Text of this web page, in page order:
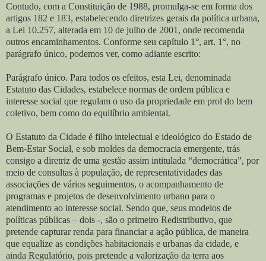
Contudo, com a Constituição de 1988, promulga-se em forma dos
artigos 182 e 183, estabelecendo diretrizes gerais da política urbana,
a Lei 10.257, alterada em 10 de julho de 2001, onde recomenda
outros encaminhamentos. Conforme seu capítulo 1°, art. 1°, no
parágrafo único, podemos ver, como adiante escrito:
Parágrafo único. Para todos os efeitos, esta Lei, denominada
Estatuto das Cidades, estabelece normas de ordem pública e
interesse social que regulam o uso da propriedade em prol do bem
coletivo, bem como do equilíbrio ambiental.
O Estatuto da Cidade é filho intelectual e ideológico do Estado de
Bem-Estar Social, e sob moldes da democracia emergente, trás
consigo a diretriz de uma gestão assim intitulada “democrática”, por
meio de consultas à população, de representatividades das
associações de vários seguimentos, o acompanhamento de
programas e projetos de desenvolvimento urbano para o
atendimento ao interesse social. Sendo que, seus modelos de
políticas públicas – dois -, são o primeiro Redistributivo, que
pretende capturar renda para financiar a ação pública, de maneira
que equalize as condições habitacionais e urbanas da cidade, e
ainda Regulatório, pois pretende a valorização da terra aos